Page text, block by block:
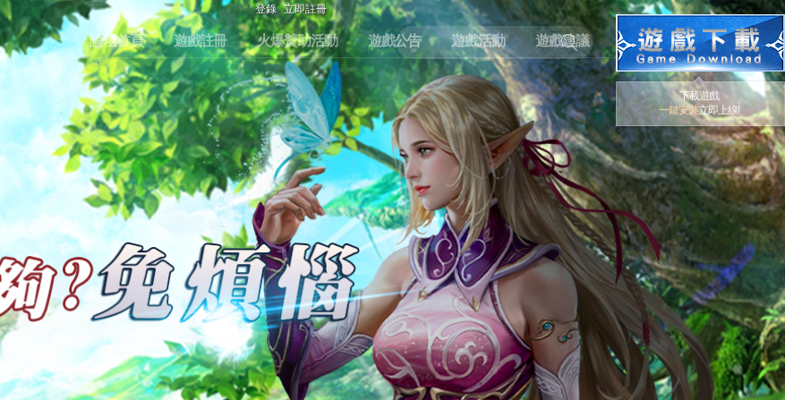
登錄 立即註冊
論壇首頁 遊戲註冊 火爆贊助活動 遊戲公告 遊戲活動 遊戲建議
下載遊戲
一鍵安裝立即上線!